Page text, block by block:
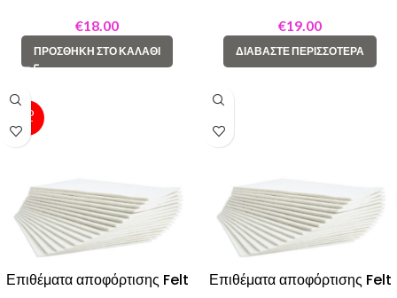
€18.00
ΠΡΟΣΘΉΚΗ ΣΤΟ ΚΑΛΆΘΙ
€19.00
ΔΙΑΒΆΣΤΕ ΠΕΡΙΣΣΌΤΕΡΑ
SOLD
OUT
Επιθέματα αποφόρτισης Felt
Επιθέματα αποφόρτισης Felt